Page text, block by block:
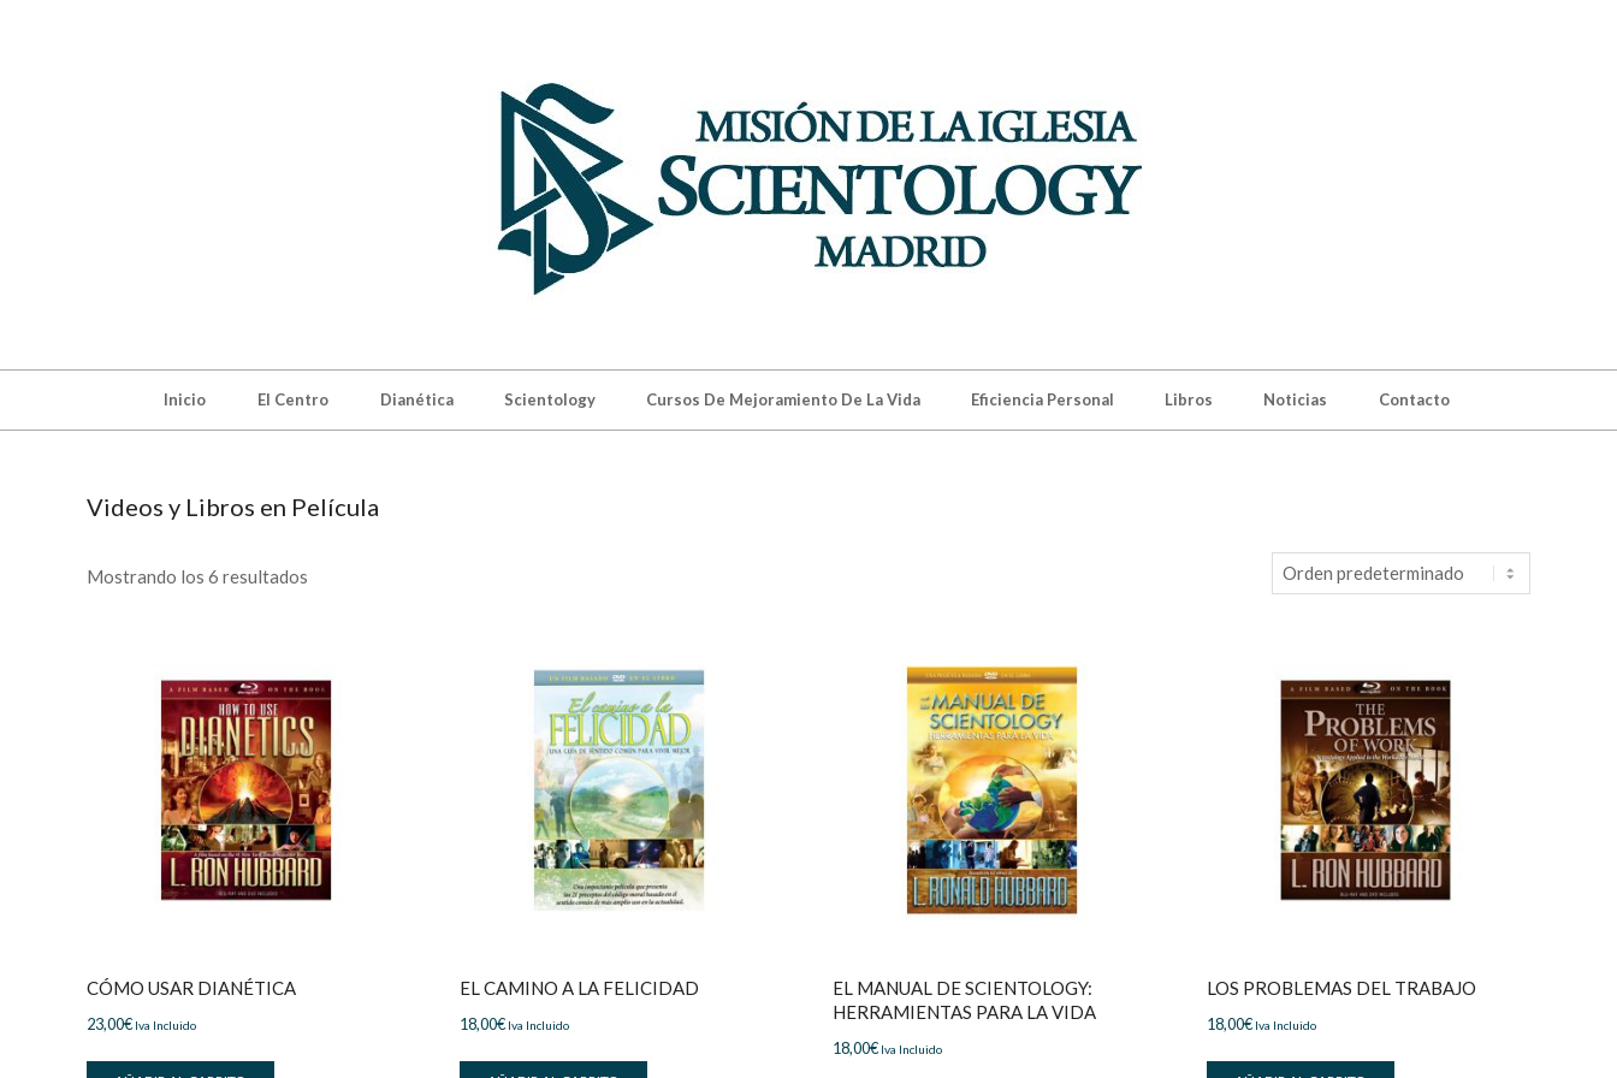
DE
SCIENTOLOGY
Inicio El Centro Dianética Scientology Cursos De Mejoramiento De La Vida Eficiencia Personal Libros Noticias Contacto
Videos y Libros en Película
Mostrando los 6 resultados
CÓMO USAR DIANÉTICA
23,00€ Iva Incluido
EL CAMINO A LA FELICIDAD
18,00€ Iva Incluido
EL MANUAL DE SCIENTOLOGY:
HERRAMIENTAS PARA LA VIDA
18,00€ Iva Incluido
LOS PROBLEMAS DEL TRABAJO
18,00€ Iva Incluido